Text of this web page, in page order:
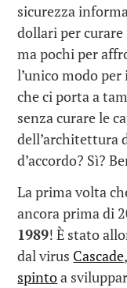
sicurezza
dollari per
ma pochi per
l’unico modo
che ci porta a
senza curare le
dell’architettura
d’accordo? Sì?
La prima volta
ancora prima di
1989! È stato
dal virus Cascade
spintoa